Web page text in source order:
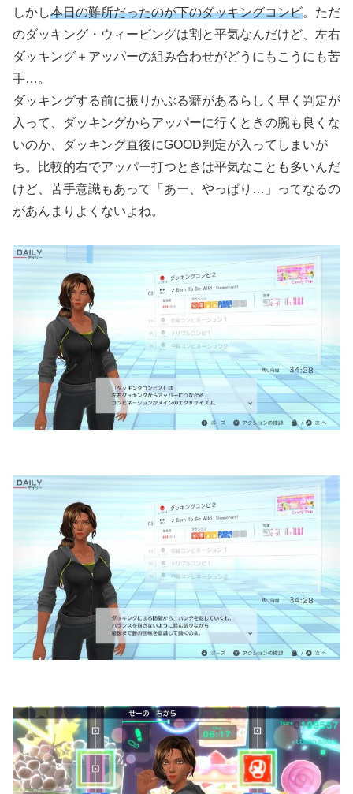
しかし本日の難所だったのが下のダッキングコンビ。ただ
のダッキング・ウィービングは割と平気なんだけど、左右
ダッキング＋アッパーの組み合わせがどうにもこうにも苦
手…。
ダッキングする前に振りかぶる癖があるらしく早く判定が
入って、ダッキングからアッパーに行くときの腕も良くな
いのか、ダッキング直後にGOOD判定が入ってしまいが
ち。比較的右でアッパー打つときは平気なことも多いんだ
けど、苦手意識もあって「あー、やっぱり…」ってなるの
があんまりよくないよね。